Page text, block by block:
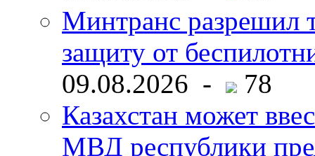
Минтранс разрешил
защиту от
09.08.2026 -
78
Казахстан может
МВД республики